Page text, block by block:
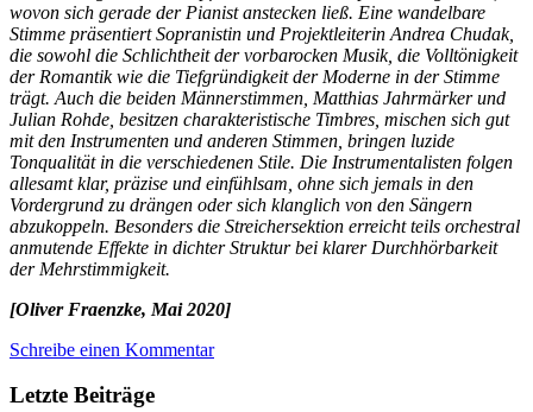
wovon sich gerade der Pianist anstecken ließ. Eine wandelbare
Stimme präsentiert Sopranistin und Projektleiterin Andrea Chudak,
die sowohl die Schlichtheit der vorbarocken Musik, die Volltönigkeit
der Romantik wie die Tiefgründigkeit der Moderne in der Stimme
trägt. Auch die beiden Männerstimmen, Matthias Jahrmärker und
Julian Rohde, besitzen charakteristische Timbres, mischen sich gut
mit den Instrumenten und anderen Stimmen, bringen luzide
Tonqualität in die verschiedenen Stile. Die Instrumentalisten folgen
allesamt klar, präzise und einfühlsam, ohne sich jemals in den
Vordergrund zu drängen oder sich klanglich von den Sängern
abzukoppeln. Besonders die Streichersektion erreicht teils orchestral
anmutende Effekte in dichter Struktur bei klarer Durchhörbarkeit
der Mehrstimmigkeit.
[Oliver Fraenzke, Mai 2020]
Schreibe einen Kommentar
Letzte Beiträge